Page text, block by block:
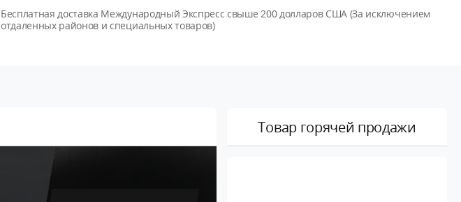
Бесплатная доставка Международный Экспресс свыше 200 долларов США (За исключением
отдаленных районов и специальных товаров)
Товар горячей продажи